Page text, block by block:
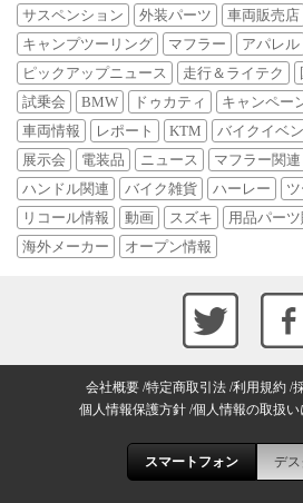
サスペンション
外装パーツ 車両販売店
キャンプツーリング
マフラー アパレル
ピックアップニュース
走行＆ライテク
試乗会
BMW ドゥカティ キャンペー
車両情報
レポート KTM バイクイベ
展示会
電装品 ニュース マフラー関連
ハンドル関連
バイク雑貨 ハーレー
リコール情報
動画 スズキ 用品パー
海外メーカー
オープン情報
会社概要 特定商取引法 利用規約
個人情報保護方針 個人情報の取扱い
スマートフォン デ